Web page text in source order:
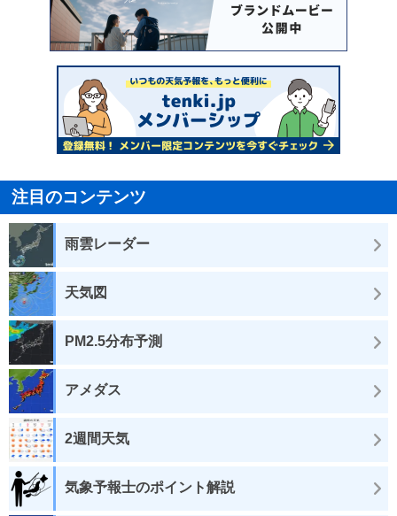
注目のコンテンツ
雨雲レーダー
天気図
PM2.5分布予測
アメダス
2週間天気
気象予報士のポイント解説